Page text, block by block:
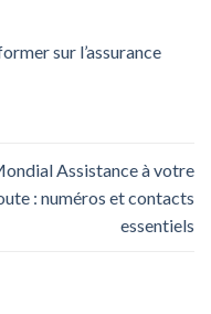
sur l’assurance
Assistance à votre
: numéros et contacts
essentiels